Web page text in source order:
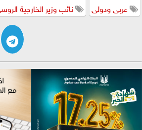
عربى ودولى نائب وزير الخارجية